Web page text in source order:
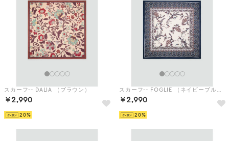
スカーフ-- DALIA （ブラウン）
￥2,990
20
スカーフ-- FOGLIE （ネイビーブルー）
￥2,990
20